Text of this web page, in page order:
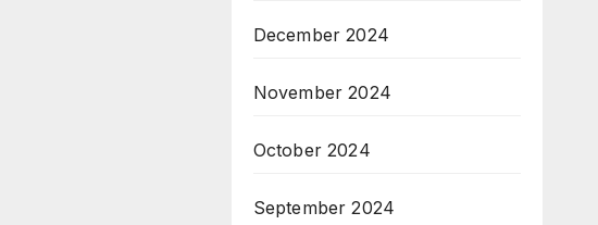
December 2024
November 2024
October 2024
September 2024